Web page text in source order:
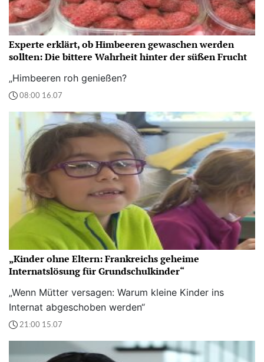
Experte erklärt, ob Himbeeren gewaschen werden
sollten: Die bittere Wahrheit hinter der süßen Frucht
„Himbeeren roh genießen?
08:00 16.07
„Kinder ohne Eltern: Frankreichs geheime
Internatslösung für Grundschulkinder“
„Wenn Mütter versagen: Warum kleine Kinder ins
Internat abgeschoben werden“
21:00 15.07